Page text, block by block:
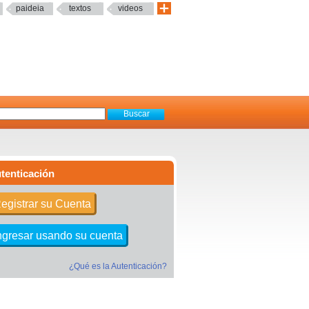
paideia textos videos
su Cuenta
usando su cuenta
¿Qué es la Autenticación?